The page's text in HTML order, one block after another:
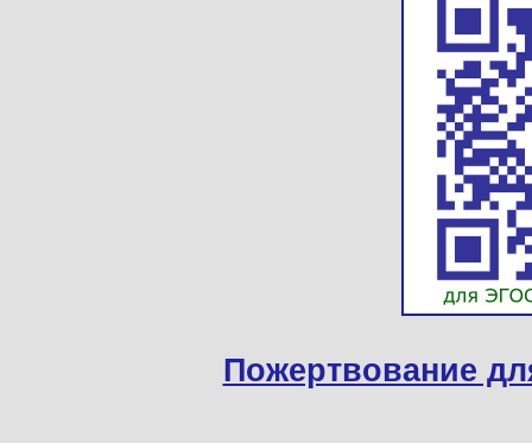
Пожертвование